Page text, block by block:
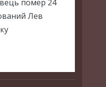
помер 24
Лев